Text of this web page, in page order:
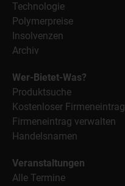
Technologie
Polymerpreise
Insolvenzen
Archiv
Wer-Bietet-Was?
Produktsuche
Kostenloser Firmeneintrag
Firmeneintrag verwalten
Handelsnamen
Veranstaltungen
Alle Termine